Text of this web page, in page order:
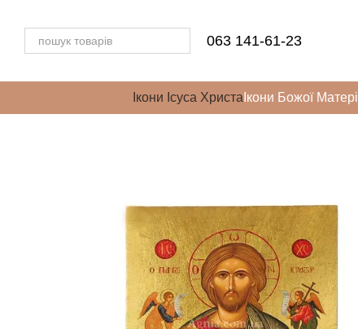
063 141-61-23
Ікони Ісуса Христа Ікони Божої Матері